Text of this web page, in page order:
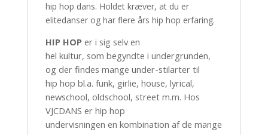
hip hop dans. Holdet kræver, at du er
elitedanser og har flere års hip hop erfaring.
HIP HOP er i sig selv en
hel kultur, som begyndte i undergrunden,
og der findes mange under-stilarter til
hip hop bl.a. funk, girlie, house, lyrical,
newschool, oldschool, street m.m. Hos
VJCDANS er hip hop
undervisningen en kombination af de mange